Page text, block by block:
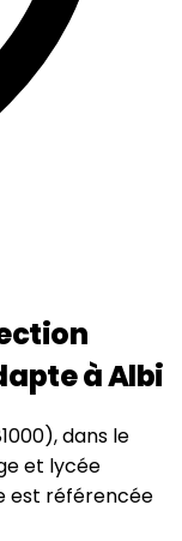
à Albi
dans le
et lycée
est référencée